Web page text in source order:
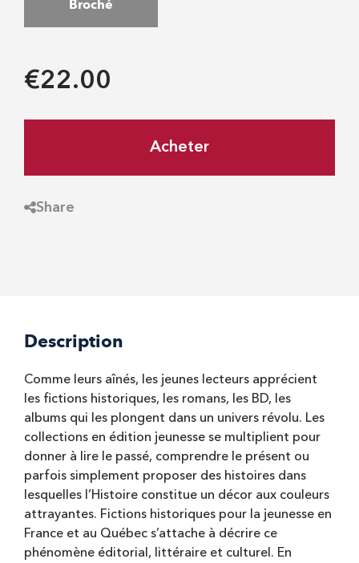
Broché
€22.00
Acheter
Share
Description
Comme leurs aînés, les jeunes lecteurs apprécient
les fictions historiques, les romans, les BD, les
albums qui les plongent dans un univers révolu. Les
collections en édition jeunesse se multiplient pour
donner à lire le passé, comprendre le présent ou
parfois simplement proposer des histoires dans
lesquelles l’Histoire constitue un décor aux couleurs
attrayantes. Fictions historiques pour la jeunesse en
France et au Québec s’attache à décrire ce
phénomène éditorial, littéraire et culturel. En